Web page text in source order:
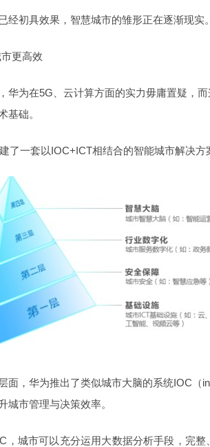
经初具效果，智慧城市的雏形正在逐渐现实
更高效
华为在5G、云计算方面的实力毋庸置疑，
基础。
了一套以IOC+ICT相结合的智能城市解决方
面，华为推出了类似城市大脑的系统IOC（
城市管理与决策效率。
，城市可以充分运用大数据分析手段，完